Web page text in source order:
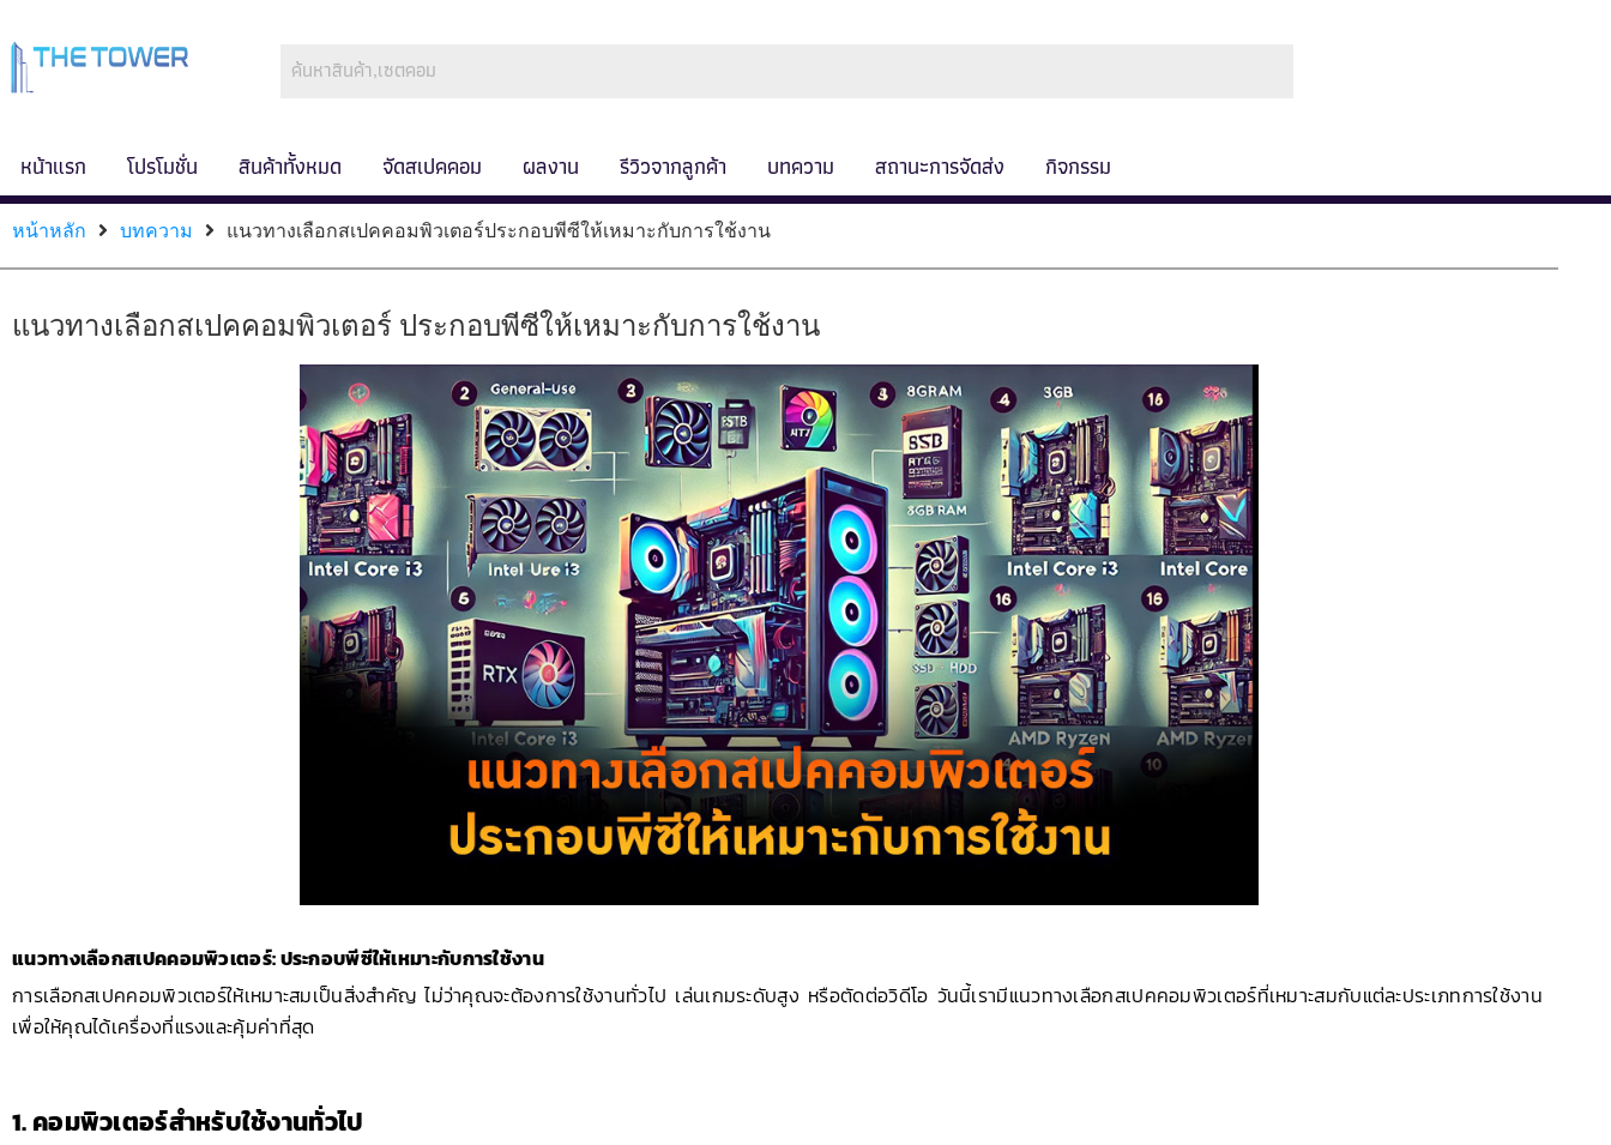
หน้าแรก โปรโมชั่น สินค้าทั้งหมด จัดสเปคคอม ผลงาน รีวิวจากลูกค้า บทความ สถานะการจัดส่ง กิจกรรม
หน้าหลัก บทความ แนวทางเลือกสเปคคอมพิวเตอร์ประกอบพีซีให้เหมาะกับการใช้งาน
แนวทางเลือกสเปคคอมพิวเตอร์ ประกอบพีซีให้เหมาะกับการใช้งาน
แนวทางเลือกสเปคคอมพิวเตอร์: ประกอบพีซีให้เหมาะกับการใช้งาน
การเลือกสเปคคอมพิวเตอร์ให้เหมาะสมเป็นสิ่งสำคัญ ไม่ว่าคุณจะต้องการใช้งานทั่วไป เล่นเกมระดับสูง หรือตัดต่อวิดีโอ วันนี้เรามีแนวทางเลือกสเปคคอมพิวเตอร์ที่เหมาะสมกับแต่ละประเภทการใช้งาน
เพื่อให้คุณได้เครื่องที่แรงและคุ้มค่าที่สุด
1. คอมพิวเตอร์สำหรับใช้งานทั่วไป